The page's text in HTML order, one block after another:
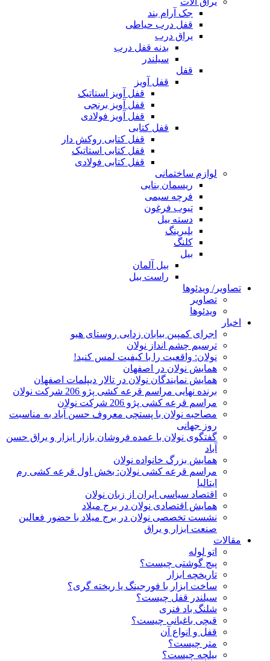
جک آرام بند
قفل درب حیاطی
یراق درب
بدنه قفل درب
سیلندر
قفل
قفل آویز
قفل آویز استاتیک
قفل آویز برنجی
قفل آویز فولادی
قفل کتابی
قفل کتابی روکش دار
قفل کتابی استاتیک
قفل کتابی فولادی
لوازم ساختمانی
ریسمان بنایی
فرچه سیمی
تیوب فرغون
دسته بیل
بلبرينگ
کلنگ
بیل
بیل آلمان
راست بیل
تصاویر/ ویدئوها
تصاویر
ویدئوها
اخبار
اجرای کمپین بیابان زدایی روستای هیو
ترسیم چشم انداز نولان
نولان: واقعیت را با کیفیت لمس کنید!
همایش نولان در اصفهان
همایش نمایندگان نولان در تالار دیپلمات اصفهان
برنده نهایی مراسم قرعه کشی پژو 206 شرکت نولان
مراسم قرعه کشی پژو 206 شرکت نولان
مصاحبه نولان با پستچی معروف حسن آباد به مناسبت
روز جهانی
گفتگوی نولان با عمده فروشان بازار ابزار و یراق حسن
آباد
همایش بزرگ خانواده نولان
مراسم قرعه کشی نولان: بخش اول قرعه کشی رم
ایتالیا
اقتصاد سیاسی ایران از زبان نولان
همایش اقتصادی نولان در برج میلاد
نشست تخصصی نولان در برج میلاد با حضور فعالین
صنعت ابزار و یراق
مقالات
اتو لوله
پیچ گوشتی چیست؟
تاریخچه ابزار
ساخت ابزار با فورجینگ یا ریخته گری؟
سیلندر قفل چیست؟
شلنگ باد فنری
قیچی باغبانی چیست؟
قفل و انواع آن
متر چیست؟
بیلچه چیست؟